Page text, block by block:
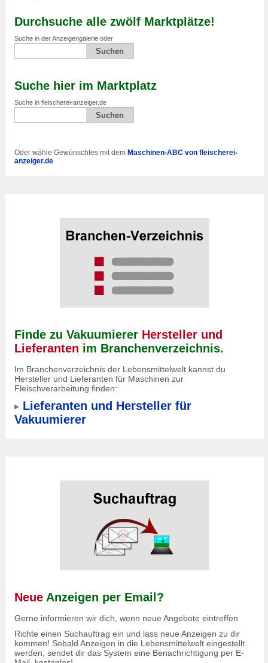
Durchsuche alle zwölf Marktplätze!
Suche in der Anzeigengalerie oder
Suche hier im Marktplatz
Suche in fleischerei-anzeiger.de
Oder wähle Gewünschtes mit dem Maschinen-ABC von fleischerei-
anzeiger.de
Finde zu Vakuumierer Hersteller und
Lieferanten im Branchenverzeichnis.
Im Branchenverzeichnis der Lebensmittelwelt kannst du
Hersteller und Lieferanten für Maschinen zur
Fleischverarbeitung finden:
Lieferanten und Hersteller für
Vakuumierer
Neue Anzeigen per Email?
Gerne informieren wir dich, wenn neue Angebote eintreffen
Richte einen Suchauftrag ein und lass neue Anzeigen zu dir
kommen! Sobald Anzeigen in die Lebensmittelwelt eingestellt
werden, sendet dir das System eine Benachrichtigung per E-